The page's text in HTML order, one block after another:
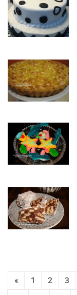
« 1 2 3